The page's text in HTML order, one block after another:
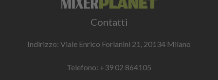
Contatti
Indirizzo: Viale Enrico Forlanini 21, 20134 Milano
Telefono: +39 02 864105